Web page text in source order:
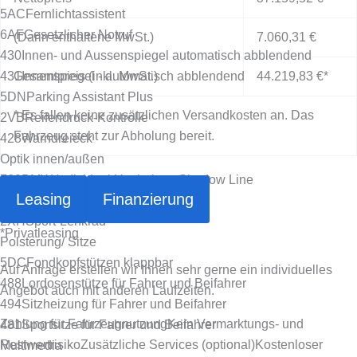
5AC Fernlichtassistent
6AFGesetzlicher Notruf
430 Innen- und Aussenspiegel automatisch abblendend
431Innenspiegel - automatisch abblendend
5DN Parking Assistant Plus
2VBReifendruck-Kontrolle
428Warndreieck
Optik innen/außen
760BMW Individual Hochglanz Shadow Line
420Sonnenschutzverglasung
2XHSport-Lenkrad
Polsterung/ Sitze
5DCFondkopfstützen klappbar
488 Lordosenstütze für Fahrer und Beifahrer
494Sitzheizung für Fahrer und Beifahrer
481Sportsitze für Fahrer und Beifahrer
Multimedia
(Darin enthaltene MwSt.) 7.060,31 €
Gesamtpreis (inkl. MwSt.) 44.219,83 €*
* Es fallen keine zusätzlichen Versandkosten an. Das
Fahrzeug steht zur Abholung bereit.
Leasing Finanzierung
*Privatleasing
Auf Anfrage erstellen wir Ihnen sehr gerne ein individuelles
Angebot auch mit anderen Laufzeiten.
Zahlung für FahrzeugnutzungKein Vermarktungs- und
RestwertrisikoZusätzliche Services (optional)Kostenloser